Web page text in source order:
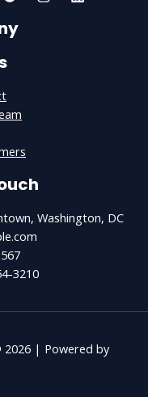
Washington, DC
3210
| Powered by